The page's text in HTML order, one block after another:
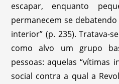
escapar, enquanto
permanecem se
interior” (p. 235). Tratava-
como alvo um grupo
pessoas: aquelas “vítimas
social contra a qual a